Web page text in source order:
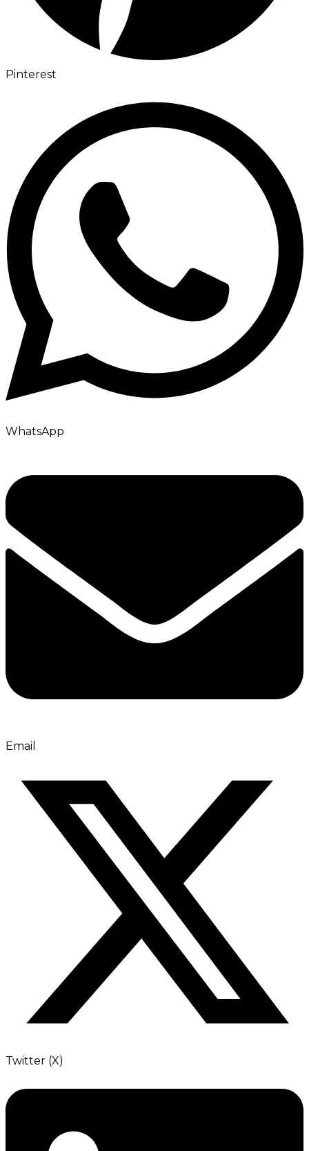
Pinterest
WhatsApp
Email
Twitter (X)